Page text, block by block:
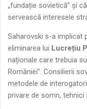
„fundație sovietică” și
servească interesele
Saharovski s-a implicat
eliminarea lui Lucrețiu
naționale care trebuia
României”. Consilierii
metodele de
privare de somn,